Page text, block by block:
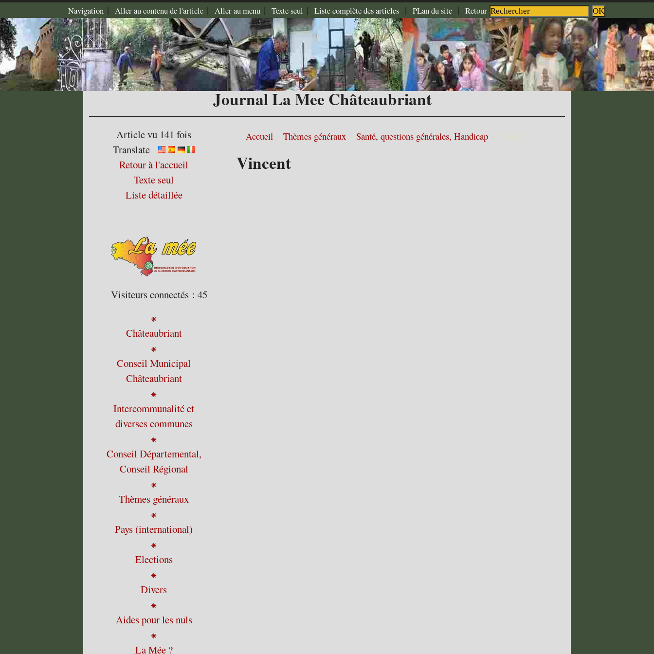
Navigation | Aller au contenu de l'article | Aller au menu | Texte seul | Liste complète des articles | PLan du site | Retour à l'accueil| |
Journal La Mee Châteaubriant
Accueil Thèmes généraux Santé, questions générales, Handicap>
Vincent
Article vu 141 fois
Translate
Retour à l'accueil
Texte seul
Liste détaillée
Visiteurs connectés : 45
⁕
Châteaubriant
⁕
Conseil Municipal
Châteaubriant
⁕
Intercommunalité et
diverses communes
⁕
Conseil Départemental,
Conseil Régional
⁕
Thèmes généraux
⁕
Pays (international)
⁕
Elections
⁕
Divers
⁕
Aides pour les nuls
⁕
La Mée ?